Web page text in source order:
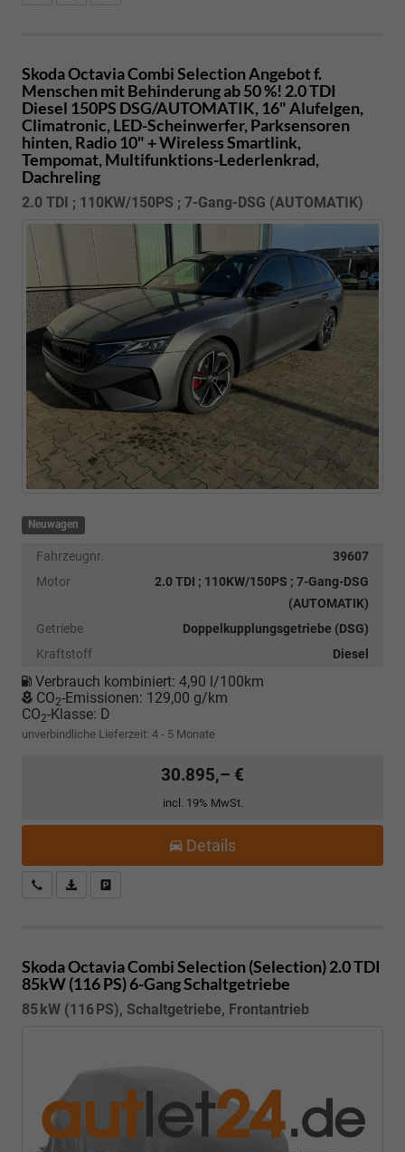
Skoda Octavia CombiSelection Angebot f.
Menschen mit Behinderung ab 50 %! 2.0 TDI
Diesel 150PS DSG/AUTOMATIK, 16" Alufelgen,
Climatronic, LED-Scheinwerfer, Parksensoren
hinten, Radio 10" + Wireless Smartlink,
Tempomat, Multifunktions-Lederlenkrad,
Dachreling
2.0 TDI ; 110KW/150PS ; 7-Gang-DSG (AUTOMATIK)
Neuwagen
Fahrzeugnr.
39607
Motor
2.0 TDI ; 110KW/150PS ; 7-Gang-DSG
(AUTOMATIK)
Getriebe
Doppelkupplungsgetriebe (DSG)
Kraftstoff
Diesel
Verbrauch kombiniert: 4,90 l/100km
CO2-Emissionen: 129,00 g/km
CO2-Klasse: D
unverbindliche Lieferzeit: 4 - 5 Monate
30.895,– €
incl. 19% MwSt.
Details
Kostenloser Rückruf-Service
PDF-Datei, Fahrzeugexposé drucken
Skoda Octavia CombiSelection (Selection) 2.0 TDI
85kW (116 PS) 6-Gang Schaltgetriebe
85 kW (116 PS), Schaltgetriebe, Frontantrieb